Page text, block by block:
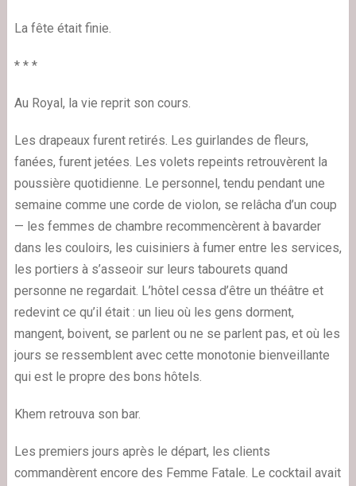
La fête était finie.
* * *
Au Royal, la vie reprit son cours.
Les drapeaux furent retirés. Les guirlandes de fleurs,
fanées, furent jetées. Les volets repeints retrouvèrent la
poussière quotidienne. Le personnel, tendu pendant une
semaine comme une corde de violon, se relâcha d’un coup
— les femmes de chambre recommencèrent à bavarder
dans les couloirs, les cuisiniers à fumer entre les services,
les portiers à s’asseoir sur leurs tabourets quand
personne ne regardait. L’hôtel cessa d’être un théâtre et
redevint ce qu’il était : un lieu où les gens dorment,
mangent, boivent, se parlent ou ne se parlent pas, et où les
jours se ressemblent avec cette monotonie bienveillante
qui est le propre des bons hôtels.
Khem retrouva son bar.
Les premiers jours après le départ, les clients
commandèrent encore des Femme Fatale. Le cocktail avait